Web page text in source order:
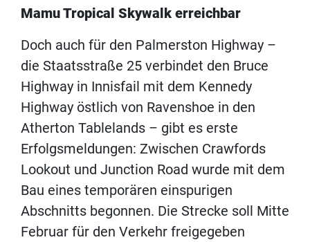
Mamu Tropical Skywalk erreichbar
Doch auch für den Palmerston Highway –
die Staatsstraße 25 verbindet den Bruce
Highway in Innisfail mit dem Kennedy
Highway östlich von Ravenshoe in den
Atherton Tablelands – gibt es erste
Erfolgsmeldungen: Zwischen Crawfords
Lookout und Junction Road wurde mit dem
Bau eines temporären einspurigen
Abschnitts begonnen. Die Strecke soll Mitte
Februar für den Verkehr freigegeben